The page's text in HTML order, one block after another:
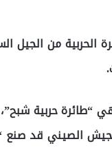
الحربية من
“طائرة حربية
الصيني قد صنع